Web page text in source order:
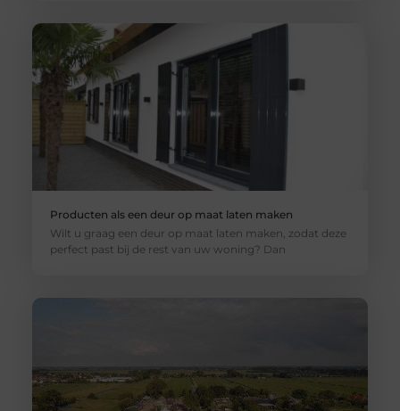
Producten als een deur op maat laten maken
Wilt u graag een deur op maat laten maken, zodat deze
perfect past bij de rest van uw woning? Dan